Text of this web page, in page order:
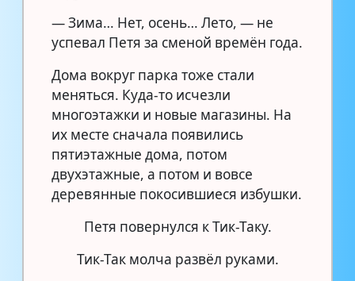
— Зима… Нет, осень… Лето, — не
успевал Петя за сменой времён года.
Дома вокруг парка тоже стали
меняться. Куда-то исчезли
многоэтажки и новые магазины. На
их месте сначала появились
пятиэтажные дома, потом
двухэтажные, а потом и вовсе
деревянные покосившиеся избушки.
Петя повернулся к Тик-Таку.
Тик-Так молча развёл руками.